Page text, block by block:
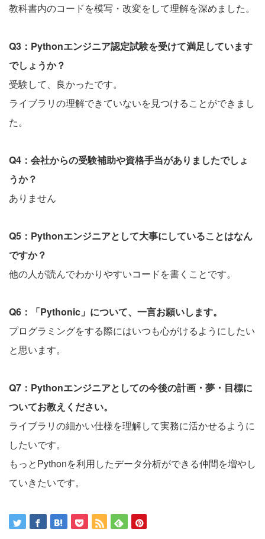
教科書内のコードを模写・改変をして理解を深めました。
Q3：Pythonエンジニア認定試験を受けて満足しています
でしょうか？
受験して、良かったです。
ライブラリの理解できていないを見つけることができまし
た。
Q4：会社からの受験補助や資格手当がありましたでしょ
うか？
ありません
Q5：Pythonエンジニアとして大事にしていることはなん
ですか？
他の人が読んでわかりやすいコードを書くことです。
Q6：「Pythonic」について、一言お願いします。
プログラミングをする際にはいつも心がけるようにしたい
と思います。
Q7：Pythonエンジニアとしての今後の計画・夢・目標に
ついてお教えください。
ライブラリの細かい仕様を理解して実務に活かせるように
したいです。
もっとPythonを利用したデータ分析ができる仲間を増やし
ていきたいです。